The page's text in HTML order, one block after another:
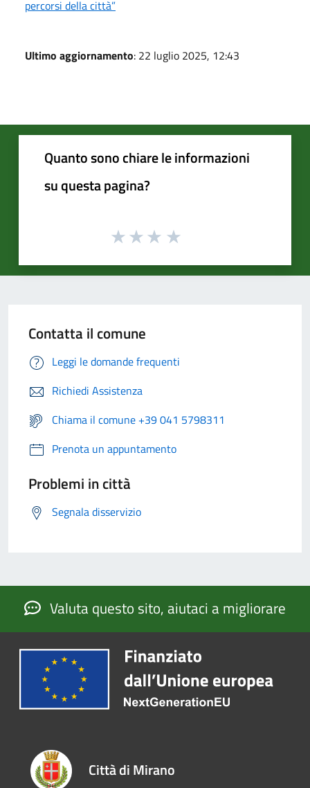
percorsi della città”
Ultimo aggiornamento: 22 luglio 2025, 12:43
Quanto sono chiare le informazioni
su questa pagina?
Contatta il comune
Leggi le domande frequenti
Richiedi Assistenza
Chiama il comune +39 041 5798311
Prenota un appuntamento
Problemi in città
Segnala disservizio
Valuta questo sito, aiutaci a migliorare
Città di Mirano